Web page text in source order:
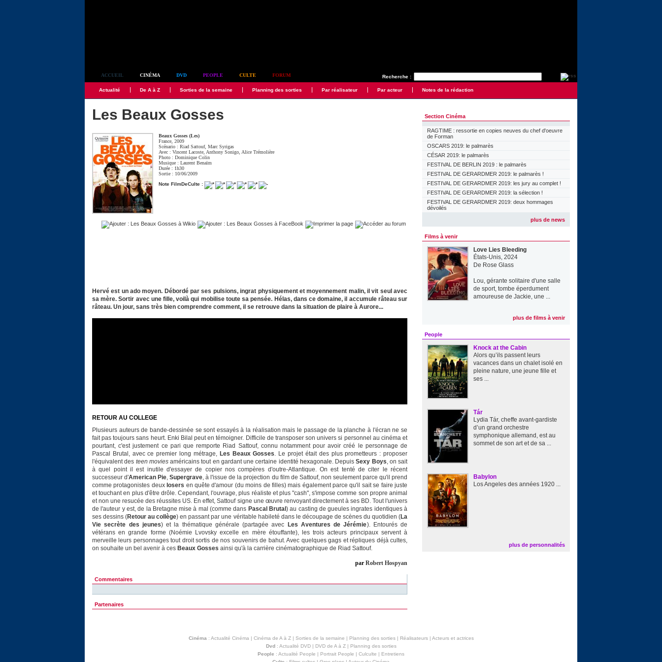
Recherche :
ACCUEIL CINÉMA DVD PEOPLE CULTE FORUM
Actualité De A à Z Sorties de la semaine Planning des sorties Par réalisateur Par acteur Notes de la rédaction
Les Beaux Gosses
Beaux Gosses (Les)
France, 2009
Scénario :Riad Sattouf,Marc Syrigas
Avec :Vincent Lacoste Anthony Sonigo Alice Trémolière
Photo :Dominique Colin
Musique :Laurent Benaïm
Durée : 1h30
Sortie : 10/06/2009
Note FilmDeCulte :
Hervé est un ado moyen. Débordé par ses pulsions, ingrat physiquement et moyennement malin, il vit seul avec
sa mère. Sortir avec une fille, voilà qui mobilise toute sa pensée. Hélas, dans ce domaine, il accumule râteau sur
râteau. Un jour, sans très bien comprendre comment, il se retrouve dans la situation de plaire à Aurore...
RETOUR AU COLLEGE
Plusieurs auteurs de bande-dessinée se sont essayés à la réalisation mais le passage de la planche à l'écran ne se
fait pas toujours sans heurt. Enki Bilal peut en témoigner. Difficile de transposer son univers si personnel au cinéma et
pourtant, c'est justement ce pari que remporte Riad Sattouf, connu notamment pour avoir créé le personnage de
Pascal Brutal, avec ce premier long métrage, Les Beaux Gosses. Le projet était des plus prometteurs : proposer
l'équivalent des teen moviesaméricains tout en gardant une certaine identité hexagonale. DepuisSexy Boys, on sait
à quel point il est inutile d'essayer de copier nos compères d'outre-Atlantique. On est tenté de citer le récent
successeur d'American Pie,Supergrave, à l'issue de la projection du film de Sattouf, non seulement parce qu'il prend
comme protagonistes deux losers en quête d'amour (du moins de filles) mais également parce qu'il sait se faire juste
et touchant en plus d'être drôle. Cependant, l'ouvrage, plus réaliste et plus "cash", s'impose comme son propre animal
et non une resucée des réussites US. En effet, Sattouf signe une œuvre renvoyant directement à ses BD. Tout l'univers
de l'auteur y est, de la Bretagne mise à mal (comme dans Pascal Brutal ) au casting de gueules ingrates identiques à
ses dessins (Retour au collège) en passant par une véritable habileté dans le découpage de scènes du quotidien (La
Vie secrète des jeunes) et la thématique générale (partagée avec Les Aventures de Jérémie). Entourés de
vétérans en grande forme (Noémie Lvovsky excelle en mère étouffante), les trois acteurs principaux servent à
merveille leurs personnages tout droit sortis de nos souvenirs de bahut. Avec quelques gags et répliques déjà cultes,
on souhaite un bel avenir à ces Beaux Gosses ainsi qu'à la carrière cinématographique de Riad Sattouf.
par Robert Hospyan
Commentaires
Partenaires
Section Cinéma
RAGTIME : ressortie en copies neuves du chef d'oeuvre
de Forman
OSCARS 2019: le palmarès
CÉSAR 2019: le palmarès
FESTIVAL DE BERLIN 2019 : le palmarès
FESTIVAL DE GERARDMER 2019: le palmarès !
FESTIVAL DE GERARDMER 2019: les jury au complet !
FESTIVAL DE GERARDMER 2019: la sélection !
FESTIVAL DE GERARDMER 2019: deux hommages
dévoilés
plus de news
Films à venir
Love Lies Bleeding
États-Unis, 2024
De Rose Glass
Lou, gérante solitaire d'une salle
de sport, tombe éperdument
amoureuse de Jackie, une ...
plus de films à venir
People
Knock at the Cabin
Alors qu’ils passent leurs
vacances dans un chalet isolé en
pleine nature, une jeune fille et
ses ...
Tár
Lydia Tár, cheffe avant-gardiste
d’un grand orchestre
symphonique allemand, est au
sommet de son art et de sa ...
Babylon
Los Angeles des années 1920 ...
plus de personnalités
Cinéma : Actualité Cinéma | Cinéma de A à Z| Sorties de la semaine | Planning des sorties| Réalisateurs| Acteurs et actrices
Dvd: Actualité DVD| DVD de A à Z| Planning des sorties
People : Actualité People | Portrait People | Culculte | Entretiens